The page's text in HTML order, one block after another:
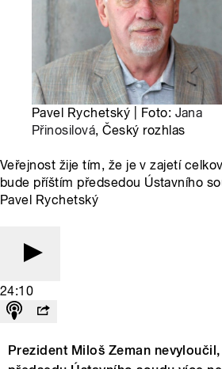
Pavel Rychetský | Foto: Jana
Přinosilová, Český rozhlas
Veřejnost žije tím, že je v zajetí
bude příštím předsedou Ústavního
Pavel Rychetský
24:10
Prezident Miloš Zeman